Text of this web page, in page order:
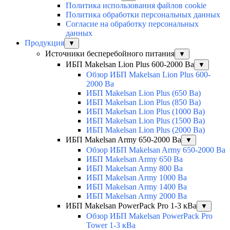
Политика использования файлов cookie
Политика обработки персональных данных
Согласие на обработку персональных
данных
Продукция
▼
Источники бесперебойного питания ▼
ИБП Makelsan Lion Plus 600-2000 Ва ▼
Обзор ИБП Makelsan Lion Plus 600-
2000 Вa
ИБП Makelsan Lion Plus (650 Ва)
ИБП Makelsan Lion Plus (850 Ва)
ИБП Makelsan Lion Plus (1000 Ва)
ИБП Makelsan Lion Plus (1500 Ва)
ИБП Makelsan Lion Plus (2000 Ва)
ИБП Makelsan Army 650-2000 Ва
▼
Обзор ИБП Makelsan Army 650-2000 Ва
ИБП Makelsan Army 650 Ва
ИБП Makelsan Army 800 Ва
ИБП Makelsan Army 1000 Ва
ИБП Makelsan Army 1400 Ва
ИБП Makelsan Army 2000 Ва
ИБП Makelsan PowerPack Pro 1-3 кВа
▼
Обзор ИБП Makelsan PowerPack Pro
Tower 1-3 кВа